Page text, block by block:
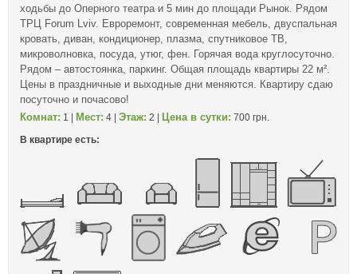
ходьбы до Оперного театра и 5 мин до площади Рынок. Рядом
ТРЦ Forum Lviv. Евроремонт, современная мебель, двуспальная
кровать, диван, кондиционер, плазма, спутниковое ТВ,
микроволновка, посуда, утюг, фен. Горячая вода круглосуточно.
Рядом – автостоянка, паркинг. Общая площадь квартиры 22 м².
Цены в праздничные и выходные дни меняются. Квартиру сдаю
посуточно и почасово!
Комнат: 1 | Мест: 4 | Этаж: 2 | Цена в сутки: 700 грн.
В квартире есть: